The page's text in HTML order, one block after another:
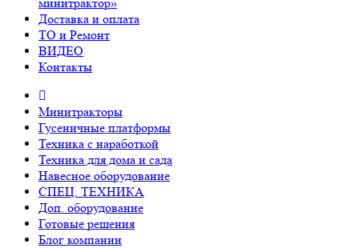
Доставка и оплата
ТО и Ремонт
ВИДЕО
Контакты
Минитракторы
Гусеничные платформы
Техника с наработкой
Техника для дома и сада
Навесное оборудование
СПЕЦ. ТЕХНИКА
Доп. оборудование
Готовые решения
Блог компании